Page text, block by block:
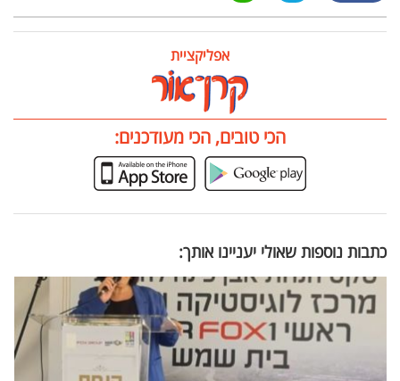
אפליקציית
הכי טובים, הכי מעודכנים:
כתבות נוספות שאולי יעניינו אותך: